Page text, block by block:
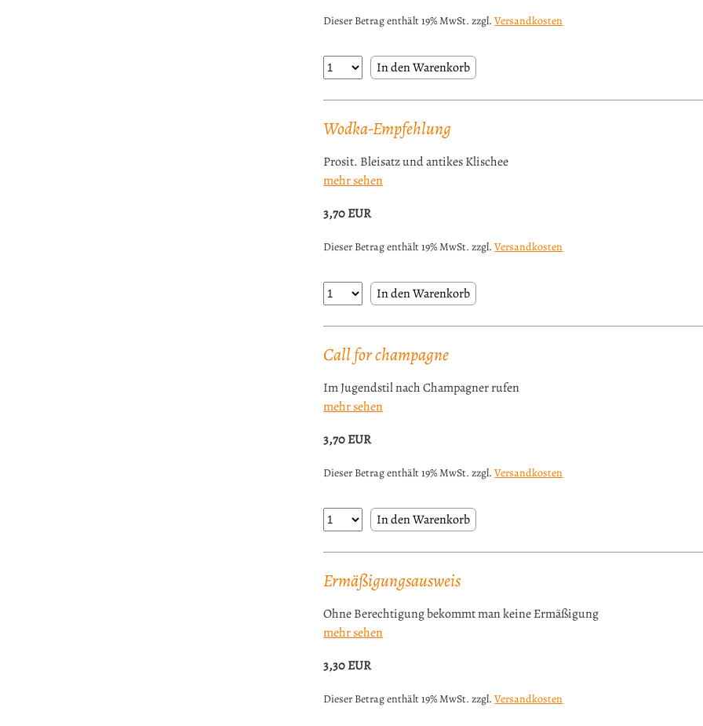
Dieser Betrag enthält 19% MwSt. zzgl.Versandkosten
Wodka-Empfehlung
Prosit. Bleisatz und antikes Klischee
mehr sehen
3,70EUR
Dieser Betrag enthält 19% MwSt. zzgl.Versandkosten
Call for champagne
Im Jugendstil nach Champagner rufen
mehr sehen
3,70EUR
Dieser Betrag enthält 19% MwSt. zzgl.Versandkosten
Ermäßigungsausweis
Ohne Berechtigung bekommt man keine Ermäßigung
mehr sehen
3,30EUR
Dieser Betrag enthält 19% MwSt. zzgl.Versandkosten